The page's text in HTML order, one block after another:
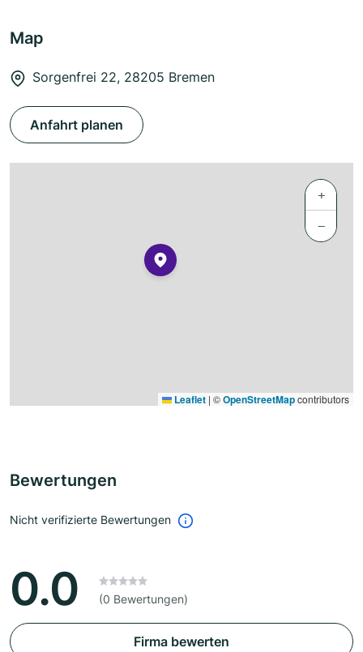
Map
Sorgenfrei 22, 28205 Bremen
Anfahrt planen
+
−
Leaflet | ©OpenStreetMapcontributors
Bewertungen
Nicht verifizierte Bewertungen
0.0 (0 Bewertungen)
Firma bewerten